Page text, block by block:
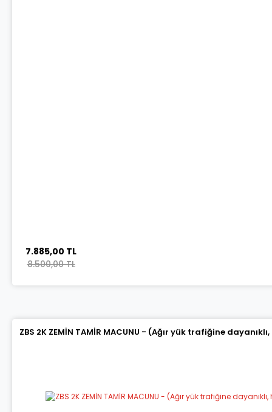
7.885,00 TL
8.500,00 TL
ZBS 2K ZEMİN TAMİR MACUNU - (Ağır yük trafiğine